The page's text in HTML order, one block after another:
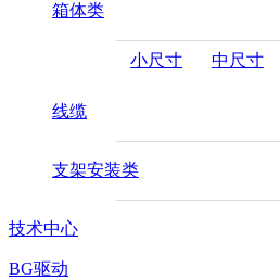
箱体类
小尺寸 中尺寸
线缆
支架安装类
技术中心
BG驱动